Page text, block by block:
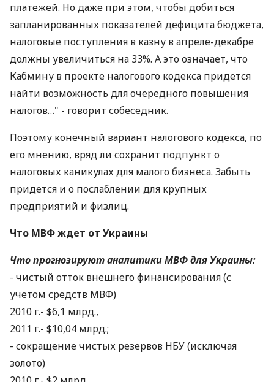
платежей. Но даже при этом, чтобы добиться
запланированных показателей дефицита бюджета,
налоговые поступления в казну в апреле-декабре
должны увеличиться на 33%. А это означает, что
Кабмину в проекте налогового кодекса придется
найти возможность для очередного повышения
налогов…" - говорит собеседник.
Поэтому конечный вариант налогового кодекса, по
его мнению, вряд ли сохранит подпункт о
налоговых каникулах для малого бизнеса. Забыть
придется и о послаблении для крупных
предприятий и физлиц.
Что МВФ ждет от Украины
Что прогнозируют аналитики МВФ для Украины:
- чистый отток внешнего финансирования (с
учетом средств МВФ)
2010 г.- $6,1 млрд.,
2011 г.- $10,04 млрд.;
- сокращение чистых резервов НБУ (исключая
золото)